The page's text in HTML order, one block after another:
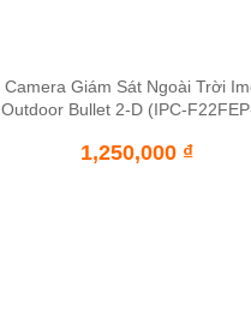
Camera Giám Sát Ngoài Trời
Outdoor Bullet 2-D (IPC-
1,250,000 ₫